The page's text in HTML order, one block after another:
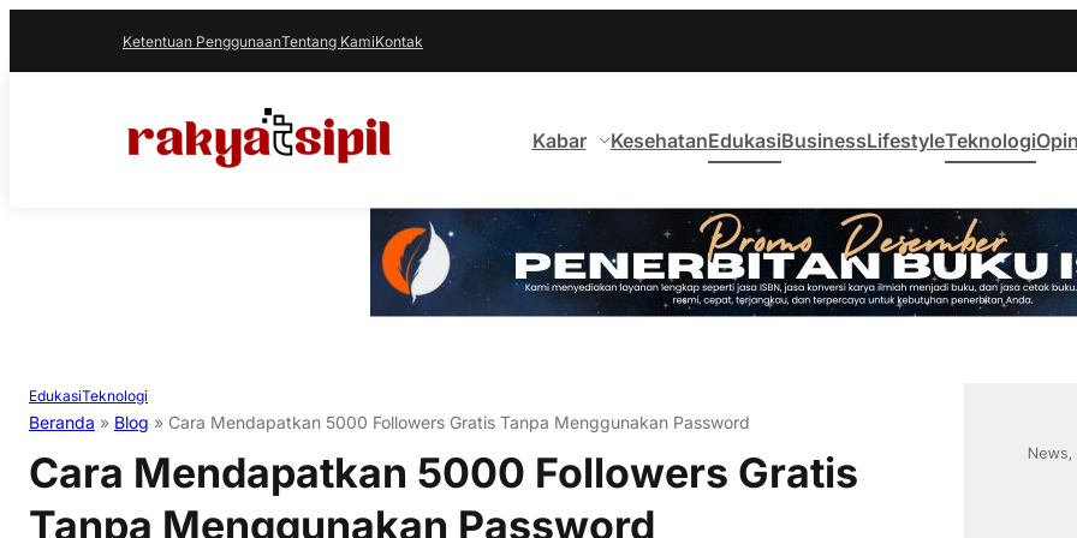
Ketentuan PenggunaanTentang KamiKontak
Kabar KesehatanEdukasiBusinessLifestyleTeknologi
EdukasiTeknologi
Beranda » Blog » Cara Mendapatkan 5000 Followers Gratis Tanpa Menggunakan Password
Cara Mendapatkan 5000 Followers Gratis
Tanpa Menggunakan Password